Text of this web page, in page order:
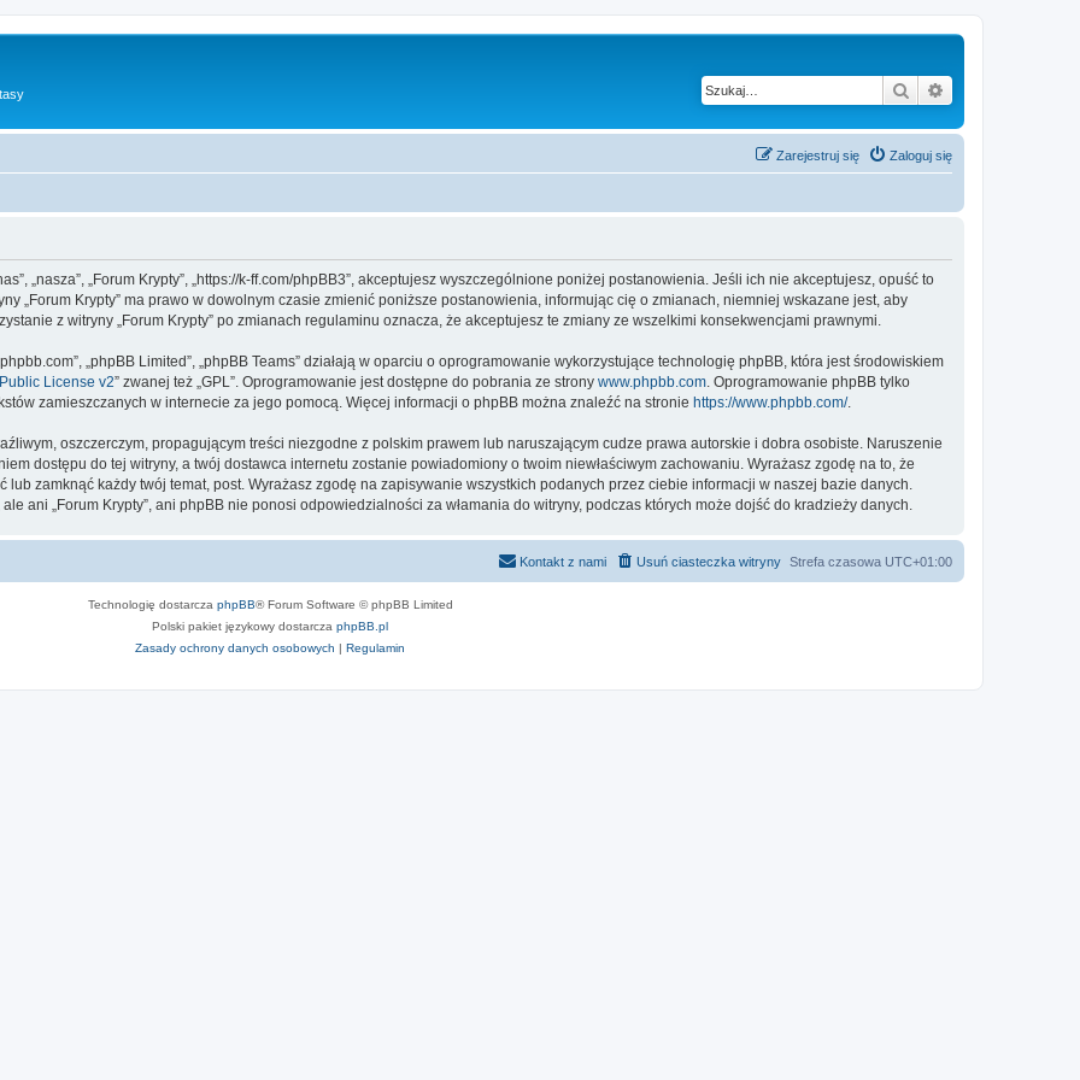
Szukaj
Zaloguj się
Zarejestruj się
„nasza”, „Forum Krypty”, „https://k-ff.com/phpBB3”, akceptujesz wyszczególnione poniżej postanowienia. Jeśli ich nie akceptujesz, opuść to
„Forum Krypty” ma prawo w dowolnym czasie zmienić poniższe postanowienia, informując cię o zmianach, niemniej wskazane jest, aby
z witryny „Forum Krypty” po zmianach regulaminu oznacza, że akceptujesz te zmiany ze wszelkimi konsekwencjami prawnymi.
„phpBB Limited”, „phpBB Teams” działają w oparciu o oprogramowanie wykorzystujące technologię phpBB, która jest środowiskiem
License v2” zwanej też „GPL”. Oprogramowanie jest dostępne do pobrania ze strony www.phpbb.com . Oprogramowanie phpBB tylko
zamieszczanych w internecie za jego pomocą. Więcej informacji o phpBB można znaleźć na stronie https://www.phpbb.com/.
oszczerczym, propagującym treści niezgodne z polskim prawem lub naruszającym cudze prawa autorskie i dobra osobiste. Naruszenie
dostępu do tej witryny, a twój dostawca internetu zostanie powiadomiony o twoim niewłaściwym zachowaniu. Wyrażasz zgodę na to, że
lub zamknąć każdy twój temat, post. Wyrażasz zgodę na zapisywanie wszystkich podanych przez ciebie informacji w naszej bazie danych.
ani „Forum Krypty”, ani phpBB nie ponosi odpowiedzialności za włamania do witryny, podczas których może dojść do kradzieży danych.
Strefa czasowa UTC+01:00
Usuń ciasteczka witryny
Kontakt z nami
Technologię dostarcza phpBB® Forum Software © phpBB Limited
Polski pakiet językowy dostarcza phpBB.pl
Zasady ochrony danych osobowych | Regulamin